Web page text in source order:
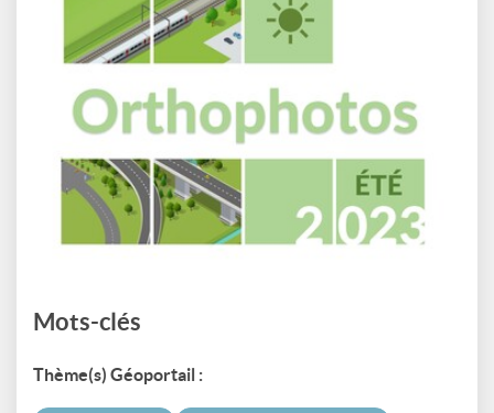
Mots-clés
Thème(s) Géoportail :